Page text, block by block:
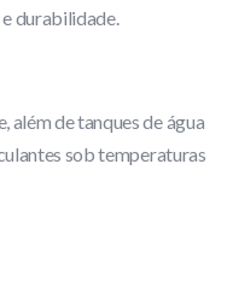
durabilidade.
além de tanques de água
sob temperaturas